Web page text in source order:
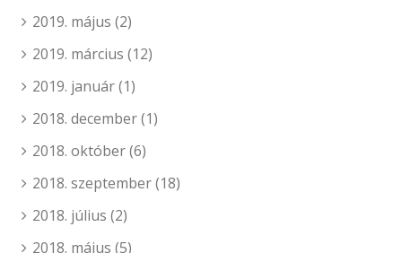
2019. május (2)
2019. március (12)
2019. január(1)
2018. december(1)
2018. október(6)
2018. szeptember(18)
2018. július (2)
2018. május (5)